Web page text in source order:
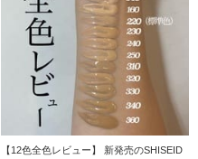
【12色全色レビュー】 新発売のSHISEID